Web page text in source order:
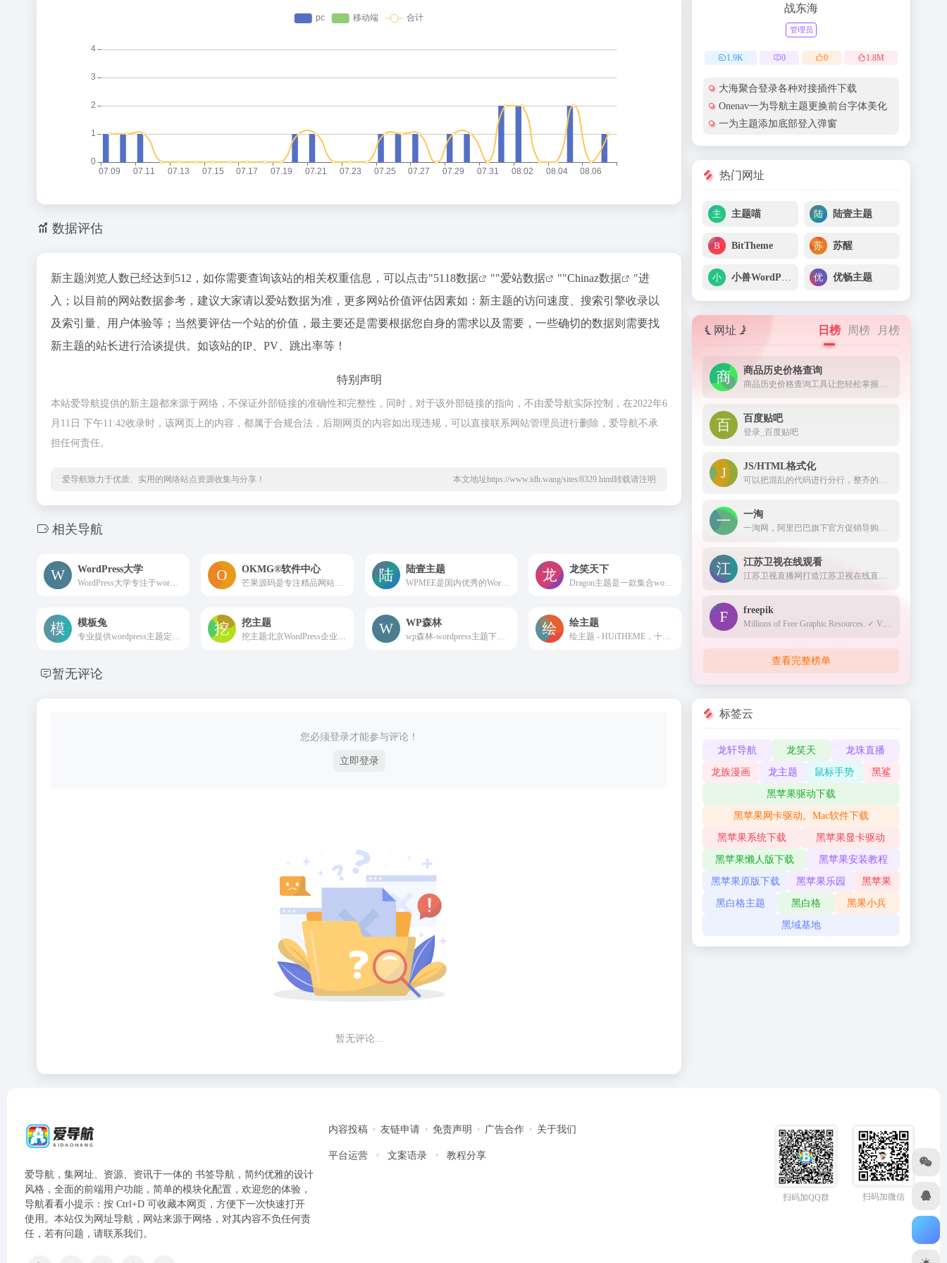
数据评估
新主题浏览人数已经达到512，如你需要查询该站的相关权重信息，可以点击"5118数据 ""爱站数据 ""Chinaz数据
"进
入；以目前的网站数据参考，建议大家请以爱站数据为准，更多网站价值评估因素如：新主题的访问速度、搜索引擎收录以
及索引量、用户体验等；当然要评估一个站的价值，最主要还是需要根据您自身的需求以及需要，一些确切的数据则需要找
新主题的站长进行洽谈提供。如该站的IP、PV、跳出率等！
特别声明
本站爱导航提供的新主题都来源于网络，不保证外部链接的准确性和完整性，同时，对于该外部链接的指向，不由爱导航实际控制，在2022年6
月11日 下午11:42收录时，该网页上的内容，都属于合规合法，后期网页的内容如出现违规，可以直接联系网站管理员进行删除，爱导航不承
担任何责任。
爱导航致力于优质、实用的网络站点资源收集与分享！ 本文地址https://www.idh.wang/sites/8329.html转载请注明
相关导航
WordPress大学 OKMG®软件中心
芒果源码是专注精品网站源码下载的网站！提供各类精品商业源码,包括ecshop等商城源码,微擎,微信小程序源码,织梦模板,帝国cms模板,discuz模板,wordpress模板,网页设计素材,学生设计作业,开发视频教程,网页特效素材等
陆壹主题
WPMEE是国内优秀的WordPress建站综合平台，网站每天更新若干WordPress入门教程、WordPress开发教程以及WordPress主题。让所有WordPress使用者能通过WPMEE学习“WordPress安装”至“WordPress主题开发“的各种知识
龙笑天下
模板兔 挖主题 WP森林
wp森林-wordpress主题下载站-致力于为广大网友提供最新最全的wordpress主题-wordpress博客主题-wordpress企业主题-为企业及草根站长提供助力！
绘主题
暂无评论
您必须登录才能参与评论！
立即登录
暂无评论...
战东海
管理员
1.9K 0 0 1.8M
大海聚合登录各种对接插件下载
Onenav一为导航主题更换前台字体美化
一为主题添加底部登入弹窗
热门网址
主题喵 陆壹主题
BitTheme 苏醒
优畅主题
网址 日榜 周榜 月榜
商品历史价格查询
商品历史价格查询工具让您轻松掌握商品的历史价格趋势，辨别商品真假促销，支持淘宝历史价格查询、天猫历史价格查询、京东历史价格查询等，是一款不可多得的购物神器。
百度贴吧
登录_百度贴吧
JS/HTML格式化
可以把混乱的代码进行分行，整齐的显示出来。
一淘
一淘网，阿里巴巴旗下官方促销导购平台，通过超高返利、大额红包、超值优惠券等丰富的利益点，为用户提供高性价比的品牌好货，是必不可少的网购省钱利器。
江苏卫视在线观看
江苏卫视直播网打造江苏卫视在线直播高清观看网络平台,方便在线观看江苏电视台直播节目,更多精彩尽在荔枝网。
freepik
Millions of Free Graphic Resources. ✓ Vectors ✓ Stock Photos ✓ PSD ✓ Icons ✓ All that you need for your Creative Projects
查看完整榜单
标签云
龙轩导航 龙笑天 龙珠直播
龙族漫画 龙主题 鼠标手势 黑鲨
黑苹果驱动下载
黑苹果网卡驱动。Mac软件下载
黑苹果系统下载 黑苹果显卡驱动
黑苹果懒人版下载 黑苹果安装教程
黑苹果原版下载 黑苹果乐园 黑苹果
黑白格主题 黑白格 黑果小兵
黑域基地
爱导航，集网址、资源、资讯于一体的 书签导航，简约优雅的设计
风格，全面的前端用户功能，简单的模块化配置，欢迎您的体验，
导航看看小提示：按 Ctrl+D 可收藏本网页，方便下一次快速打开
使用。本站仅为网址导航，网站来源于网络，对其内容不负任何责
任，若有问题，请联系我们。
内容投稿 友链申请 免责声明 广告合作 关于我们
平台运营 文案语录 教程分享
扫码加QQ群 扫码加微信